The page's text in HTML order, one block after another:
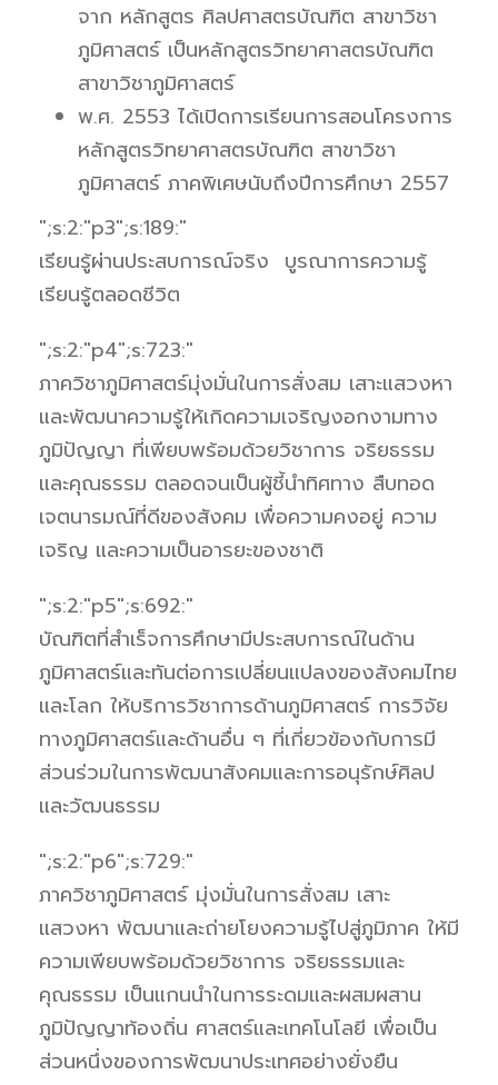
จาก หลักสูตร ศิลปศาสตรบัณฑิต สาขาวิชา
ภูมิศาสตร์ เป็นหลักสูตรวิทยาศาสตรบัณฑิต
สาขาวิชาภูมิศาสตร์
พ.ศ. 2553 ได้เปิดการเรียนการสอนโครงการ
หลักสูตรวิทยาศาสตรบัณฑิต สาขาวิชา
ภูมิศาสตร์ ภาคพิเศษนับถึงปีการศึกษา 2557
";s:2:"p3";s:189:"
เรียนรู้ผ่านประสบการณ์จริง บูรณาการความรู้
เรียนรู้ตลอดชีวิต
";s:2:"p4";s:723:"
ภาควิชาภูมิศาสตร์มุ่งมั่นในการสั่งสม เสาะแสวงหา
และพัฒนาความรู้ให้เกิดความเจริญงอกงามทาง
ภูมิปัญญา ที่เพียบพร้อมด้วยวิชาการ จริยธรรม
และคุณธรรม ตลอดจนเป็นผู้ชี้นำทิศทาง สืบทอด
เจตนารมณ์ที่ดีของสังคม เพื่อความคงอยู่ ความ
เจริญ และความเป็นอารยะของชาติ
";s:2:"p5";s:692:"
บัณฑิตที่สำเร็จการศึกษามีประสบการณ์ในด้าน
ภูมิศาสตร์และทันต่อการเปลี่ยนแปลงของสังคมไทย
และโลก ให้บริการวิชาการด้านภูมิศาสตร์ การวิจัย
ทางภูมิศาสตร์และด้านอื่น ๆ ที่เกี่ยวข้องกับการมี
ส่วนร่วมในการพัฒนาสังคมและการอนุรักษ์ศิลป
และวัฒนธรรม
";s:2:"p6";s:729:"
ภาควิชาภูมิศาสตร์ มุ่งมั่นในการสั่งสม เสาะ
แสวงหา พัฒนาและถ่ายโยงความรู้ไปสู่ภูมิภาค ให้มี
ความเพียบพร้อมด้วยวิชาการ จริยธรรมและ
คุณธรรม เป็นแกนนำในการระดมและผสมผสาน
ภูมิปัญญาท้องถิ่น ศาสตร์และเทคโนโลยี เพื่อเป็น
ส่วนหนึ่งของการพัฒนาประเทศอย่างยั่งยืน